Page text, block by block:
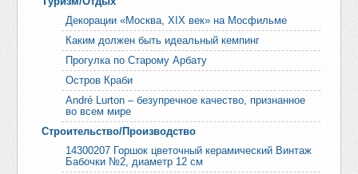
Декорации «Москва, XIX век» на Мосфильме
Каким должен быть идеальный кемпинг
Прогулка по Старому Арбату
Остров Краби
André Lurton – безупречное качество, признанное
во всем мире
Строительство/Производство
14300207 Горшок цветочный керамический Винтаж
Бабочки №2, диаметр 12 см